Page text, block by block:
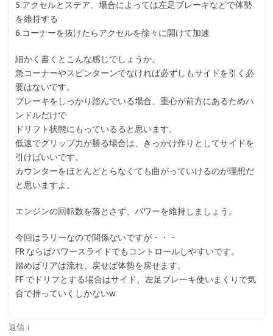
5.アクセルとステア、場合によっては左足ブレーキなどで体勢
を維持する
6.コーナーを抜けたらアクセルを徐々に開けて加速
細かく書くとこんな感じでしょうか。
急コーナーやスピンターンでなければ必ずしもサイドを引く必
要はないです。
ブレーキをしっかり踏んでいる場合、重心が前方にあるためハ
ンドルだけで
ドリフト状態にもっているると思います。
低速でグリップ力が勝る場合は、きっかけ作りとしてサイドを
引けばいいです。
カウンターをほとんどとらなくても曲がっていけるのが理想だ
と思いますよ。
エンジンの回転数を落とさず、パワーを維持しましょう。
今回はラリーなので関係ないですが・・・
FR ならばパワースライドでもコントロールしやすいです。
踏めばリアは流れ、戻せば体勢を戻せます。
FF でドリフとする場合はサイド、左足ブレーキ使いまくりで気
合で持っていくしかないw
返信 ↓